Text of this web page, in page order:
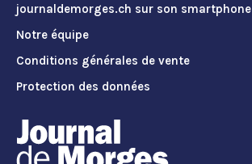
journaldemorges.ch sur son smartphone
Notre équipe
Conditions générales de vente
Protection des données